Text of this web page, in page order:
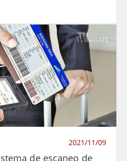
2021/11/09
de escaneo de